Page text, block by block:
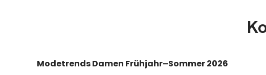
Modetrends Damen Frühjahr–Sommer 2026